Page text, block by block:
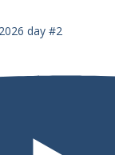
day #2